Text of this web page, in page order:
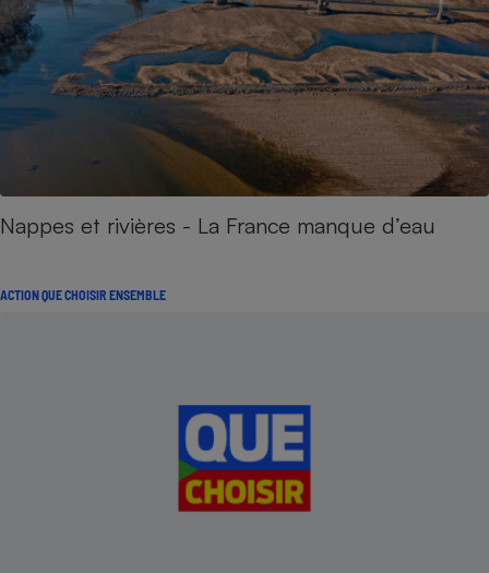
Nappes et rivières - La France manque d’eau
ACTION QUE CHOISIR ENSEMBLE